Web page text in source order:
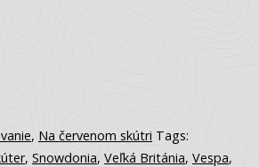
, Na červenom skútri Tags:
, Snowdonia, Veľká Británia, Vespa,